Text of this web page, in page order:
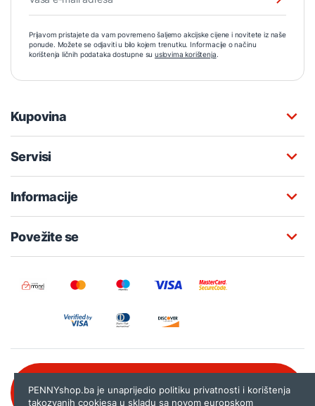
Prijavom pristajete da vam povremeno šaljemo akcijske cijene i novitete iz naše
ponude. Možete se odjaviti u bilo kojem trenutku. Informacije o načinu
korištenja ličnih podataka dostupne su uslovima korištenja.
Kupovina
Servisi
Informacije
Povežite se
080 020 261
PENNYshop.ba je unaprijedio politiku privatnosti i korištenja
takozvanih cookiesa u skladu sa novom europskom